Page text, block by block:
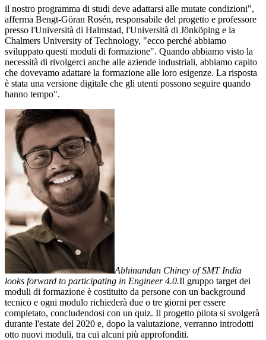
il nostro programma di studi deve adattarsi alle mutate condizioni",
afferma Bengt-Göran Rosén, responsabile del progetto e professore
presso l'Università di Halmstad, l'Università di Jönköping e la
Chalmers University of Technology, "ecco perché abbiamo
sviluppato questi moduli di formazione". Quando abbiamo visto la
necessità di rivolgerci anche alle aziende industriali, abbiamo capito
che dovevamo adattare la formazione alle loro esigenze. La risposta
è stata una versione digitale che gli utenti possono seguire quando
hanno tempo".
Abhinandan Chiney of SMT India
looks forward to participating in Engineer 4.0.Il gruppo target dei
moduli di formazione è costituito da persone con un background
tecnico e ogni modulo richiederà due o tre giorni per essere
completato, concludendosi con un quiz. Il progetto pilota si svolgerà
durante l'estate del 2020 e, dopo la valutazione, verranno introdotti
otto nuovi moduli, tra cui alcuni più approfonditi.